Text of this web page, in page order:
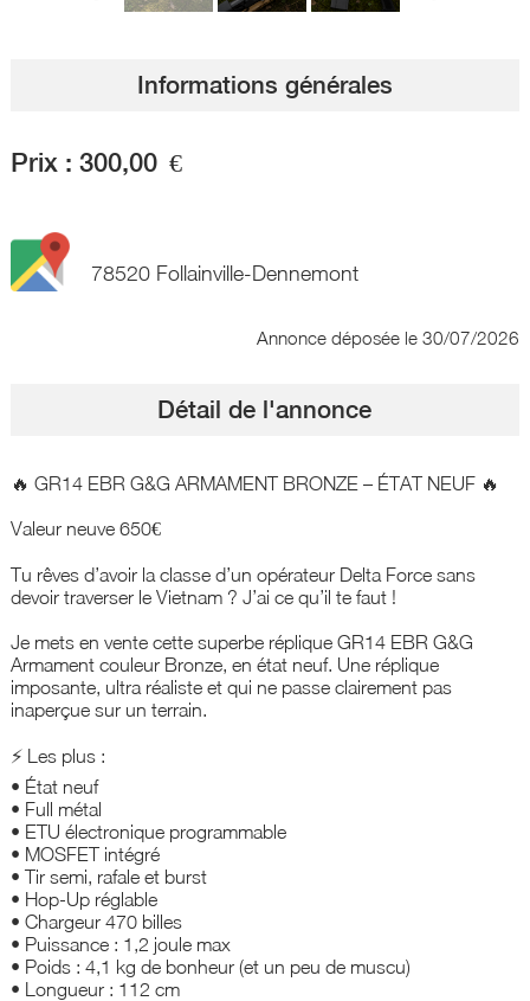
Informations générales
Prix : 300,00 €
78520 Follainville-Dennemont
Annonce déposée le 30/07/2026
Détail de l'annonce
🔥 GR14 EBR G&G ARMAMENT BRONZE – ÉTAT NEUF 🔥
Valeur neuve 650€
Tu rêves d’avoir la classe d’un opérateur Delta Force sans
devoir traverser le Vietnam ? J’ai ce qu’il te faut !
Je mets en vente cette superbe réplique GR14 EBR G&G
Armament couleur Bronze, en état neuf. Une réplique
imposante, ultra réaliste et qui ne passe clairement pas
inaperçue sur un terrain.
⚡ Les plus :
• État neuf
• Full métal
• ETU électronique programmable
• MOSFET intégré
• Tir semi, rafale et burst
• Hop-Up réglable
• Chargeur 470 billes
• Puissance : 1,2 joule max
• Poids : 4,1 kg de bonheur (et un peu de muscu)
• Longueur : 112 cm